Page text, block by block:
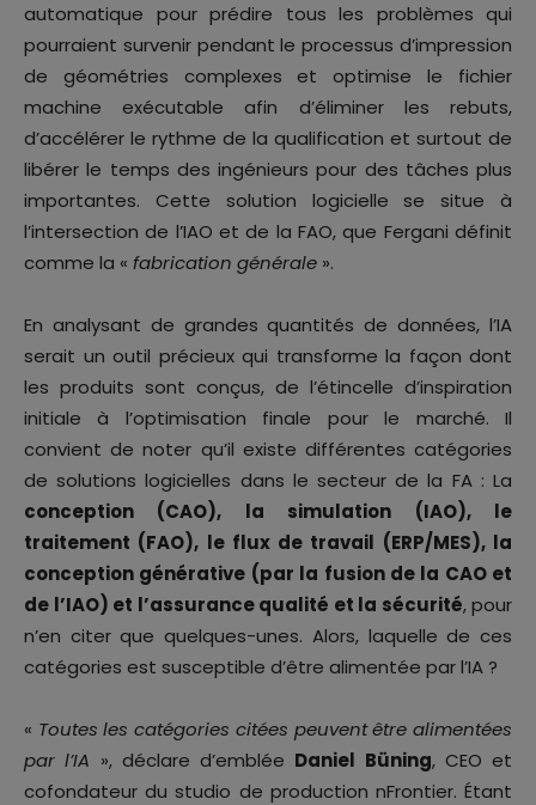
automatique pour prédire tous les problèmes qui
pourraient survenir pendant le processus d’impression
de géométries complexes et optimise le fichier
machine exécutable afin d’éliminer les rebuts,
d’accélérer le rythme de la qualification et surtout de
libérer le temps des ingénieurs pour des tâches plus
importantes. Cette solution logicielle se situe à
l’intersection de l’IAO et de la FAO, que Fergani définit
comme la « fabrication générale ».
En analysant de grandes quantités de données, l’IA
serait un outil précieux qui transforme la façon dont
les produits sont conçus, de l’étincelle d’inspiration
initiale à l’optimisation finale pour le marché. Il
convient de noter qu’il existe différentes catégories
de solutions logicielles dans le secteur de la FA : La
conception (CAO), la simulation (IAO), le
traitement (FAO), le flux de travail (ERP/MES), la
conception générative (par la fusion de la CAO et
de l’IAO) et l’assurance qualité et la sécurité, pour
n’en citer que quelques-unes. Alors, laquelle de ces
catégories est susceptible d’être alimentée par l’IA ?
« Toutes les catégories citées peuvent être alimentées
par l’IA », déclare d’emblée Daniel Büning, CEO et
cofondateur du studio de production nFrontier. Étant